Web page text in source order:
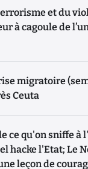
et du
à cagoule de
migratoire
Ceuta
ce qu'on sniffe à
hacke l'Etat; Le
leçon de